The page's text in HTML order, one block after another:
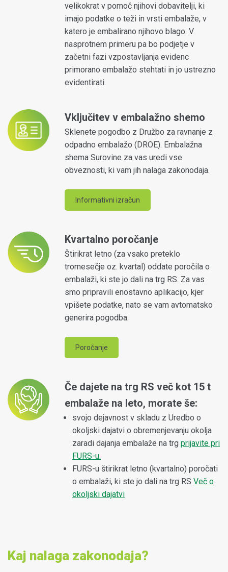
velikokrat v pomoč njihovi dobavitelji, ki
imajo podatke o teži in vrsti embalaže, v
katero je embalirano njihovo blago. V
nasprotnem primeru pa bo podjetje v
začetni fazi vzpostavljanja evidenc
primorano embalažo stehtati in jo ustrezno
evidentirati.
Vključitev v embalažno shemo
Sklenete pogodbo z Družbo za ravnanje z
odpadno embalažo (DROE). Embalažna
shema Surovine za vas uredi vse
obveznosti, ki vam jih nalaga zakonodaja.
Informativni izračun
Kvartalno poročanje
Štirikrat letno (za vsako preteklo
tromesečje oz. kvartal) oddate poročila o
embalaži, ki ste jo dali na trg RS. Za vas
smo pripravili enostavno aplikacijo, kjer
vpišete podatke, nato se vam avtomatsko
generira pogodba.
Poročanje
Če dajete na trg RS več kot 15 t
embalaže na leto, morate še:
svojo dejavnost v skladu z Uredbo o
okoljski dajatvi o obremenjevanju okolja
zaradi dajanja embalaže na trg prijavite pri
FURS-u.
FURS-u štirikrat letno (kvartalno) poročati
o embalaži, ki ste jo dali na trg RS Več o
okoljski dajatvi
Kaj nalaga zakonodaja?